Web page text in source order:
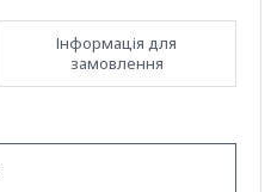
Інформація для
замовлення